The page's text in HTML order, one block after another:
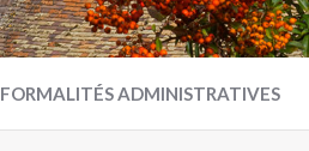
FORMALITÉS ADMINISTRATIVES